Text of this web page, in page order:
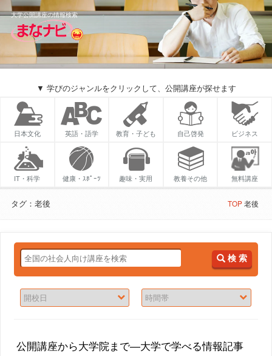
大学公開講座の情報検索
▼ 学びのジャンルをクリックして、公開講座が探せます
日本文化 英語・語学 教育・子ども 自己啓発 ビジネス
IT・科学 健康・ｽﾎﾟｰﾂ 趣味・実用 教養その他 無料講座
タグ：老後 TOP老後
検 索
公開講座から大学院まで―大学で学べる情報記事